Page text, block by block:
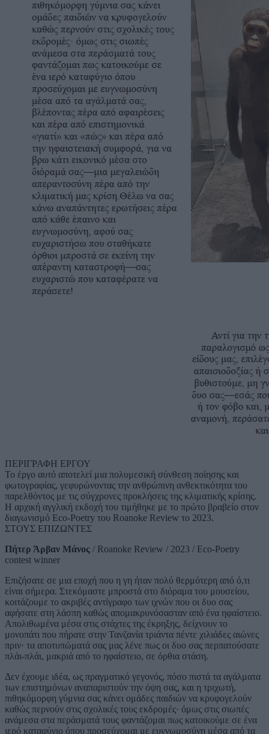
ΠΕΡΙΓΡΑΦΗ ΕΡΓΟΥ
Το έργο αυτό αποτελεί μια πολυμεσική σύνθεση ποίησης και
φωτογραφίας, γεφυρώνοντας την ανθρώπινη ανθεκτικότητα του
παρελθόντος με τις σύγχρονες προκλήσεις της κλιματικής κρίσης.
Η αρχική αγγλική εκδοχή του τιμήθηκε με το πρώτο βραβείο στον
διαγωνισμό Eco-Poetry του Roanoke Review το 2023.
ΣΤΟΥΣ ΕΠΙΖΩΝΤΕΣ
Πήτερ Άρβαν Μάνος / Roanoke Review / 2023 / Eco-Poetry
contest winner
Επιζήσατε σε μια εποχή που η γη ήταν πολύ θερμότερη από ό,τι
είναι σήμερα. Στεκόμαστε μπροστά στο διόραμα του μουσείου,
κοιτάζουμε το ακριβές αντίγραφο των ιχνών που οι δυο σας
αφήσατε στη λάσπη καθώς απομακρυνόσασταν από ένα ηφαίστειο.
Απολιθωμένα μέσα στις στάχτες της έκρηξης, δείχνουν το
μονοπάτι που πήρατε στην Τανζανία τριάντα πέντε χιλιάδες αιώνες
πριν· τα αποτυπώματά σας μας λένε πως οι δυο σας περπατούσατε
πλάι-πλάι, μακριά από το ηφαίστειο, σε όρθια στάση.
Δεν έχουμε ιδέα, ως πραγματικό γεγονός, πόσο πιστά τα αγάλματα
των επιστημόνων αναπαριστούν την όψη σας, και η τριχωτή,
πιθηκόμορφη γύμνια σας κάνει ομάδες παιδιών να κρυφογελούν
καθώς περνούν στις σχολικές τους εκδρομές· όμως στις σιωπές
ανάμεσα στα περάσματά τους φαντάζομαι πως κατοικούμε σε ένα
ιερό καταφύγιο όπου προσεύχομαι με ευγνωμοσύνη μέσα από τα